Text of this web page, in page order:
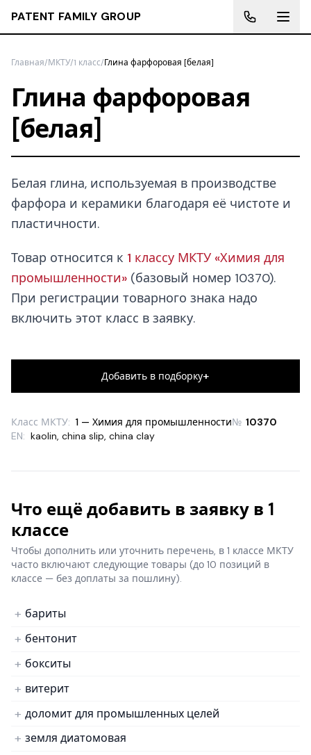
PATENT FAMILY GROUP
Главная/МКТУ/1 класс/Глина фарфоровая [белая]
Глина фарфоровая
[белая]
Белая глина, используемая в производстве
фарфора и керамики благодаря её чистоте и
пластичности.
Товар относится к 1 классу МКТУ «Химия для
промышленности» (базовый номер 10370).
При регистрации товарного знака надо
включить этот класс в заявку.
Добавить в подборку+
Класс МКТУ: 1 — Химия для промышленности№ 10370
EN: kaolin, china slip, china clay
Что ещё добавить в заявку в 1
классе
Чтобы дополнить или уточнить перечень, в 1 классе МКТУ
часто включают следующие товары (до 10 позиций в
классе — без доплаты за пошлину).
бариты
бентонит
бокситы
витерит
доломит для промышленных целей
земля диатомовая